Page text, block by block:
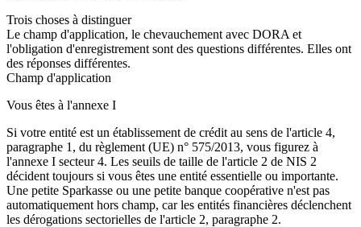
Trois choses à distinguer
Le champ d'application, le chevauchement avec DORA et
l'obligation d'enregistrement sont des questions différentes. Elles ont
des réponses différentes.
Champ d'application
Vous êtes à l'annexe I
Si votre entité est un établissement de crédit au sens de l'article 4,
paragraphe 1, du règlement (UE) n° 575/2013, vous figurez à
l'annexe I secteur 4. Les seuils de taille de l'article 2 de NIS 2
décident toujours si vous êtes une entité essentielle ou importante.
Une petite Sparkasse ou une petite banque coopérative n'est pas
automatiquement hors champ, car les entités financières déclenchent
les dérogations sectorielles de l'article 2, paragraphe 2.